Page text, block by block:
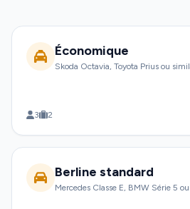
Économique
Skoda Octavia, Toyota Prius ou
3 2
Berline standard
Mercedes Classe E, BMW Série 5